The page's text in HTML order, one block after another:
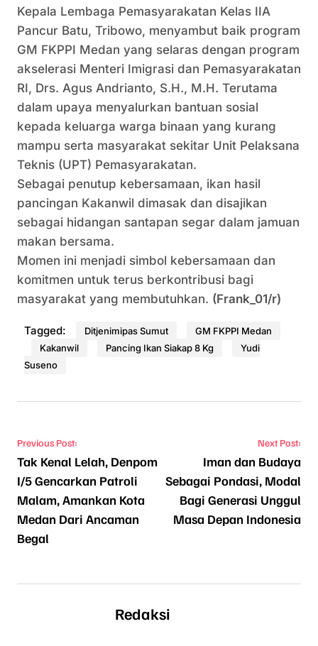
Kepala Lembaga Pemasyarakatan Kelas IIA
Pancur Batu, Tribowo, menyambut baik program
GM FKPPI Medan yang selaras dengan program
akselerasi Menteri Imigrasi dan Pemasyarakatan
RI, Drs. Agus Andrianto, S.H., M.H. Terutama
dalam upaya menyalurkan bantuan sosial
kepada keluarga warga binaan yang kurang
mampu serta masyarakat sekitar Unit Pelaksana
Teknis (UPT) Pemasyarakatan.
Sebagai penutup kebersamaan, ikan hasil
pancingan Kakanwil dimasak dan disajikan
sebagai hidangan santapan segar dalam jamuan
makan bersama.
Momen ini menjadi simbol kebersamaan dan
komitmen untuk terus berkontribusi bagi
masyarakat yang membutuhkan. (Frank_01/r)
Tagged: Ditjenimipas Sumut
GM FKPPI Medan
Kakanwil
Pancing Ikan Siakap 8 Kg
Yudi
Suseno
Navigasi pos
Previous Post:
Tak Kenal Lelah, Denpom
I/5 Gencarkan Patroli
Malam, Amankan Kota
Medan Dari Ancaman
Begal
Next Post:
Iman dan Budaya
Sebagai Pondasi, Modal
Bagi Generasi Unggul
Masa Depan Indonesia
Redaksi